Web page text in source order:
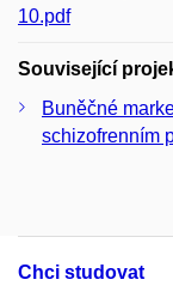
10.pdf
Související
Buněčné
schizofrenním
Chci studovat